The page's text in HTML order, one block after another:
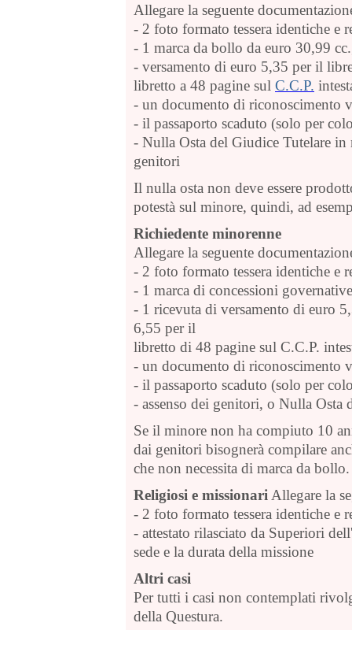
Allegare la seguente
- 2 foto formato tessera identiche e
- 1 marca da bollo da euro 30,99
- versamento di euro 5,35 per il
libretto a 48 pagine sul C.C.P.
- un documento di riconoscimento
- il passaporto scaduto (solo per
- Nulla Osta del Giudice Tutelare in
genitori
Il nulla osta non deve essere
potestà sul minore, quindi, ad
Richiedente minorenne
Allegare la seguente
- 2 foto formato tessera identiche e
- 1 marca di concessioni
- 1 ricevuta di versamento di euro
6,55 per il
libretto di 48 pagine sul C.C.P.
- un documento di riconoscimento
- il passaporto scaduto (solo per
- assenso dei genitori, o Nulla Osta
Se il minore non ha compiuto 10
dai genitori bisognerà compilare
che non necessita di marca da bollo.
Religiosi e missionari Allegare la
- 2 foto formato tessera identiche e
- attestato rilasciato da Superiori
sede e la durata della missione
Altri casi
Per tutti i casi non contemplati
della Questura.